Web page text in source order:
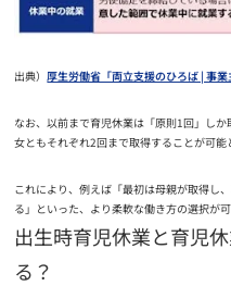
出典）厚生労働省「両立支援のひろば | 事
なお、以前まで育児休業は「原則1回」し
女ともそれぞれ2回まで取得することが可能
これにより、例えば「最初は母親が取得し
る」といった、より柔軟な働き方の選択が可
出生時育児休業と育児
る？